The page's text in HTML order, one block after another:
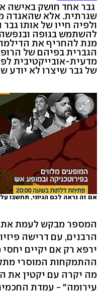
גבר אחד חושק באישה
שגרתית. אלא שהאגדה
ולפיה חייו של אותו
להשתמש בגופה
מנת להחריף את
הגברית בפיהם של
מדעית-אובייקטיבית
של גבר שיצרו לא יודע
אם זה נראה לכם הגיוני, תחשבו
המספר מבקש לעמת
הרבנים, עם דרישה
ירפא רק אם יקיים
ההתמקחות המוסרי
מה יקרה עם יקטין את
עירומה" - עמדת